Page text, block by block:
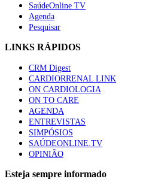
SaúdeOnline TV
Agenda
Pesquisar
LINKS RÁPIDOS
CRM Digest
CARDIORRENAL LINK
ON CARDIOLOGIA
ON TO CARE
AGENDA
ENTREVISTAS
SIMPÓSIOS
SAÚDEONLINE.TV
OPINIÃO
Esteja sempre informado